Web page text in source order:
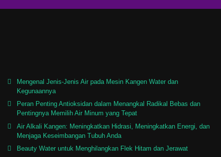
Mengenal Jenis-Jenis Air pada Mesin Kangen Water dan
Kegunaannya
Peran Penting Antioksidan dalam Menangkal Radikal Bebas dan
Pentingnya Memilih Air Minum yang Tepat
Air Alkali Kangen: Meningkatkan Hidrasi, Meningkatkan Energi, dan
Menjaga Keseimbangan Tubuh Anda
Beauty Water untuk Menghilangkan Flek Hitam dan Jerawat